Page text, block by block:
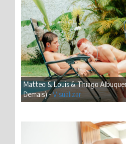
Matteo & Louis & Thiago
Demais) -Visualizar